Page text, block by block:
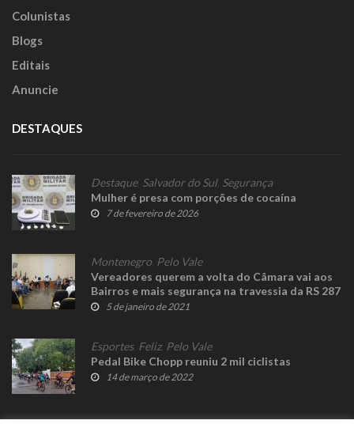
Colunistas
Blogs
Editais
Anuncie
DESTAQUES
Destaque, Salvador do Sul, Segurança
Mulher é presa com porções de cocaína
7 de fevereiro de 2026
Montenegro Pelo Vale
Vereadores querem a volta do Câmara vai aos
Bairros e mais segurança na travessia da RS 287
5 de janeiro de 2021
Esportes, Feliz, Pelo Vale
Pedal Bike Chopp reuniu 2 mil ciclistas
14 de março de 2022